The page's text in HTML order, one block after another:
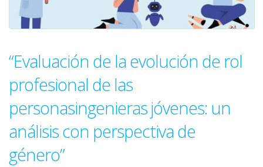
“Evaluación de la evolución de rol
profesional de las
personasingenieras jóvenes: un
análisis con perspectiva de
género”